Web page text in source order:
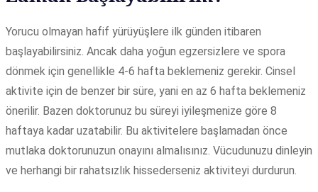
Yorucu olmayan hafif yürüyüşlere ilk günden itibaren
başlayabilirsiniz. Ancak daha yoğun egzersizlere ve spora
dönmek için genellikle 4-6 hafta beklemeniz gerekir. Cinsel
aktivite için de benzer bir süre, yani en az 6 hafta beklemeniz
önerilir. Bazen doktorunuz bu süreyi iyileşmenize göre 8
haftaya kadar uzatabilir. Bu aktivitelere başlamadan önce
mutlaka doktorunuzun onayını almalısınız. Vücudunuzu dinleyin
ve herhangi bir rahatsızlık hissederseniz aktiviteyi durdurun.